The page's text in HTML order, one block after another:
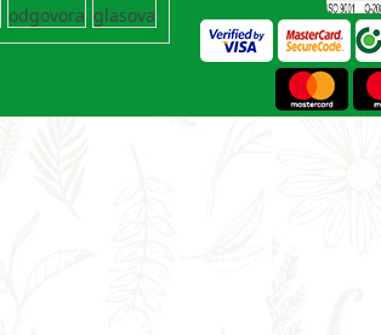
odgovora glasova